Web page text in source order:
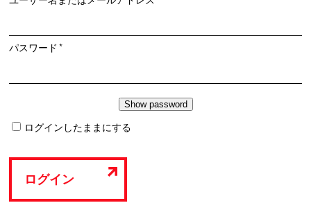
パスワード*必
ログインしたままにする
ログイン